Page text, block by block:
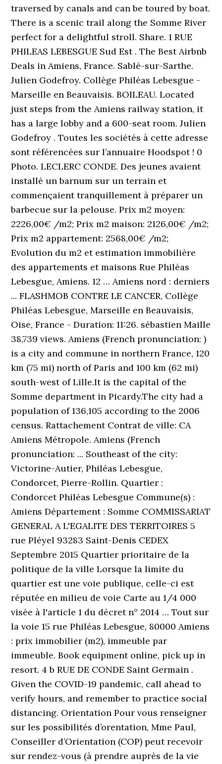
traversed by canals and can be toured by boat.
There is a scenic trail along the Somme River
perfect for a delightful stroll. Share. 1 RUE
PHILEAS LEBESGUE Sud Est . The Best Airbnb
Deals in Amiens, France. Sablé-sur-Sarthe.
Julien Godefroy. Collège Philéas Lebesgue -
Marseille en Beauvaisis. BOILEAU. Located
just steps from the Amiens railway station, it
has a large lobby and a 600-seat room. Julien
Godefroy . Toutes les sociétés à cette adresse
sont référencées sur l’annuaire Hoodspot ! 0
Photo. LECLERC CONDE. Des jeunes avaient
installé un barnum sur un terrain et
commençaient tranquillement à préparer un
barbecue sur la pelouse. Prix m2 moyen:
2226,00€ /m2; Prix m2 maison: 2126,00€ /m2;
Prix m2 appartement: 2568,00€ /m2;
Evolution du m2 et estimation immobilière
des appartements et maisons Rue Philéas
Lebesgue, Amiens. 12 … Amiens nord : derniers
... FLASHMOB CONTRE LE CANCER, Collège
Philéas Lebesgue, Marseille en Beauvaisis,
Oise, France - Duration: 11:26. sébastien Maille
38,739 views. Amiens (French pronunciation: )
is a city and commune in northern France, 120
km (75 mi) north of Paris and 100 km (62 mi)
south-west of Lille.It is the capital of the
Somme department in Picardy.The city had a
population of 136,105 according to the 2006
census. Rattachement Contrat de ville: CA
Amiens Métropole. Amiens (French
pronunciation: ... Southeast of the city:
Victorine-Autier, Philéas Lebesgue,
Condorcet, Pierre-Rollin. Quartier :
Condorcet Philéas Lebesgue Commune(s) :
Amiens Département : Somme COMMISSARIAT
GENERAL A L'EGALITE DES TERRITOIRES 5
rue Pléyel 93283 Saint-Denis CEDEX
Septembre 2015 Quartier prioritaire de la
politique de la ville Lorsque la limite du
quartier est une voie publique, celle-ci est
réputée en milieu de voie Carte au 1/4 000
visée à l'article 1 du décret n° 2014 … Tout sur
la voie 15 rue Philéas Lebesgue, 80000 Amiens
: prix immobilier (m2), immeuble par
immeuble. Book equipment online, pick up in
resort. 4 b RUE DE CONDE Saint Germain .
Given the COVID-19 pandemic, call ahead to
verify hours, and remember to practice social
distancing. Orientation Pour vous renseigner
sur les possibilités d’orentation, Mme Paul,
Conseiller d’Orientation (COP) peut recevoir
sur rendez-vous (à prendre auprès de la vie